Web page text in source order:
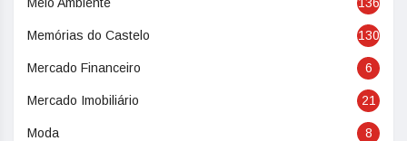
Memórias do Castelo 130
Mercado Financeiro 6
Mercado Imobiliário 21
Moda 8